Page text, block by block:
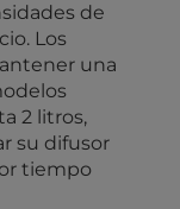
de
Los
una
2 litros,
su difusor
tiempo